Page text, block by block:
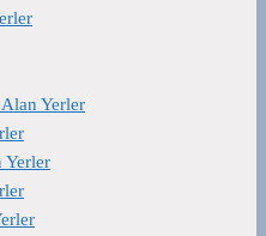
Yerler
Yerler